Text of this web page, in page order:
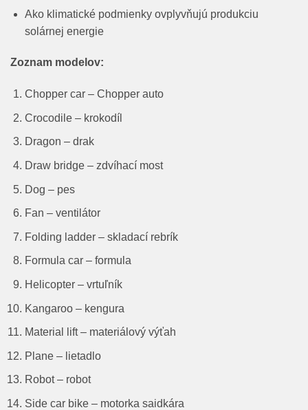
Ako klimatické podmienky ovplyvňujú produkciu
solárnej energie
Zoznam modelov:
Chopper car – Chopper auto
Crocodile – krokodíl
Dragon – drak
Draw bridge – zdvíhací most
Dog – pes
Fan – ventilátor
Folding ladder – skladací rebrík
Formula car – formula
Helicopter – vrtuľník
Kangaroo – kengura
Material lift – materiálový výťah
Plane – lietadlo
Robot – robot
Side car bike – motorka saidkára